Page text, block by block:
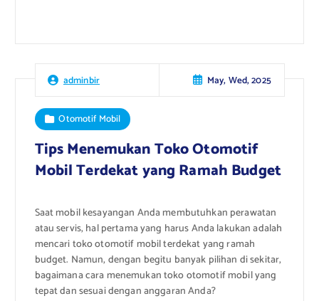
adminbir May, Wed, 2025
Otomotif Mobil
Tips Menemukan Toko Otomotif
Mobil Terdekat yang Ramah Budget
Saat mobil kesayangan Anda membutuhkan perawatan
atau servis, hal pertama yang harus Anda lakukan adalah
mencari toko otomotif mobil terdekat yang ramah
budget. Namun, dengan begitu banyak pilihan di sekitar,
bagaimana cara menemukan toko otomotif mobil yang
tepat dan sesuai dengan anggaran Anda?